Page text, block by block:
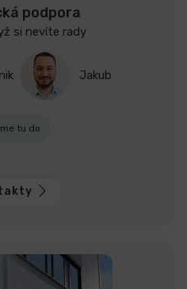
podpora
si nevíte rady
Jakub
tu do